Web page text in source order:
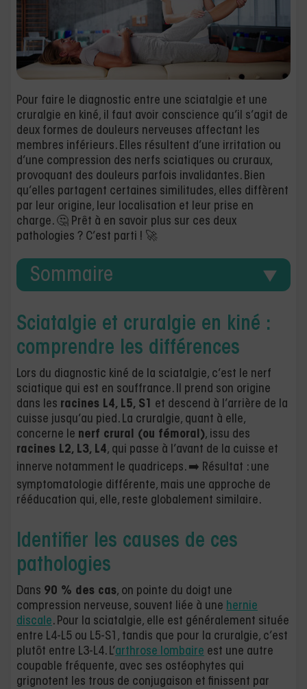
Pour faire le diagnostic entre une sciatalgie et une
cruralgie en kiné, il faut avoir conscience qu’il s’agit de
deux formes de douleurs nerveuses affectant les
membres inférieurs. Elles résultent d’une irritation ou
d’une compression des nerfs sciatiques ou cruraux,
provoquant des douleurs parfois invalidantes. Bien
qu’elles partagent certaines similitudes, elles diffèrent
par leur origine, leur localisation et leur prise en
charge. 🤔 Prêt à en savoir plus sur ces deux
pathologies ? C’est parti ! 🚀
Sommaire
Sciatalgie et cruralgie en kiné :
comprendre les différences
Lors du diagnostic kiné de la sciatalgie, c’est le nerf
sciatique qui est en souffrance. Il prend son origine
dans les racines L4, L5, S1 et descend à l’arrière de la
cuisse jusqu’au pied. La cruralgie, quant à elle,
concerne le nerf crural (ou fémoral), issu des
racines L2, L3, L4, qui passe à l’avant de la cuisse et
innerve notamment le quadriceps. ➡️ Résultat : une
symptomatologie différente, mais une approche de
rééducation qui, elle, reste globalement similaire.
Identifier les causes de ces
pathologies
Dans 90 % des cas, on pointe du doigt une
compression nerveuse, souvent liée à une hernie
discale. Pour la sciatalgie, elle est généralement située
entre L4-L5 ou L5-S1, tandis que pour la cruralgie, c’est
plutôt entre L3-L4. L’arthrose lombaire est une autre
coupable fréquente, avec ses ostéophytes qui
grignotent les trous de conjugaison et finissent par